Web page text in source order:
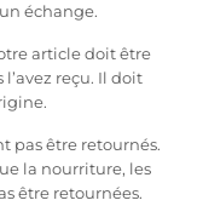
échange.
article doit être
reçu. Il doit
pas être retournés.
la nourriture, les
être retournées.